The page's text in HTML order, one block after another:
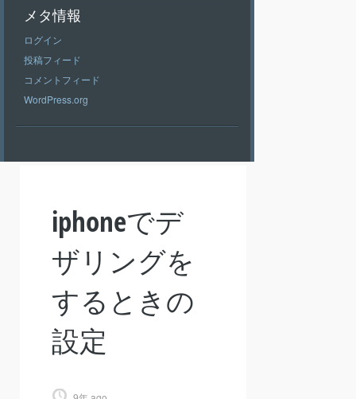
メタ情報
ログイン
投稿フィード
コメントフィード
WordPress.org
iphoneでデ
ザリングを
するときの
設定